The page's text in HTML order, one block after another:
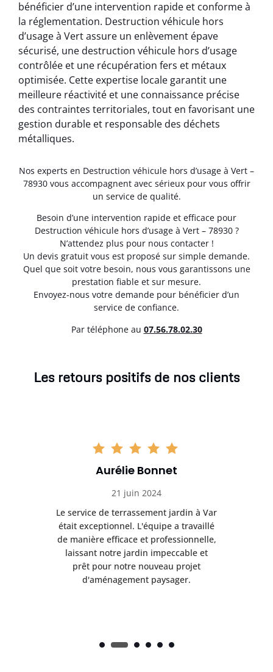
bénéficier d’une intervention rapide et conforme à
la réglementation. Destruction véhicule hors
d’usage à Vert assure un enlèvement épave
sécurisé, une destruction véhicule hors d’usage
contrôlée et une récupération fers et métaux
optimisée. Cette expertise locale garantit une
meilleure réactivité et une connaissance précise
des contraintes territoriales, tout en favorisant une
gestion durable et responsable des déchets
métalliques.
Nos experts en Destruction véhicule hors d’usage à Vert –
78930 vous accompagnent avec sérieux pour vous offrir
un service de qualité.
Besoin d’une intervention rapide et efficace pour
Destruction véhicule hors d’usage à Vert – 78930 ?
N’attendez plus pour nous contacter !
Un devis gratuit vous est proposé sur simple demande.
Quel que soit votre besoin, nous vous garantissons une
prestation fiable et sur mesure.
Envoyez-nous votre demande pour bénéficier d’un
service de confiance.
Par téléphone au 07.56.78.02.30
Les retours positifs de nos clients
Aurélie Bonnet
21 juin 2024
Le service de terrassement jardin à Var
était exceptionnel. L'équipe a travaillé
de manière efficace et professionnelle,
laissant notre jardin impeccable et
prêt pour notre nouveau projet
d'aménagement paysager.